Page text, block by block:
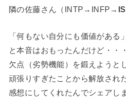
隣の佐藤さん（INTP→INFP→
「何もない自分にも価値がある」
と本音はおもったんだけど・・・
欠点（劣勢機能）を鍛えようと
頑張りすぎたことから解放され
感想にしてくれたんでシェアし